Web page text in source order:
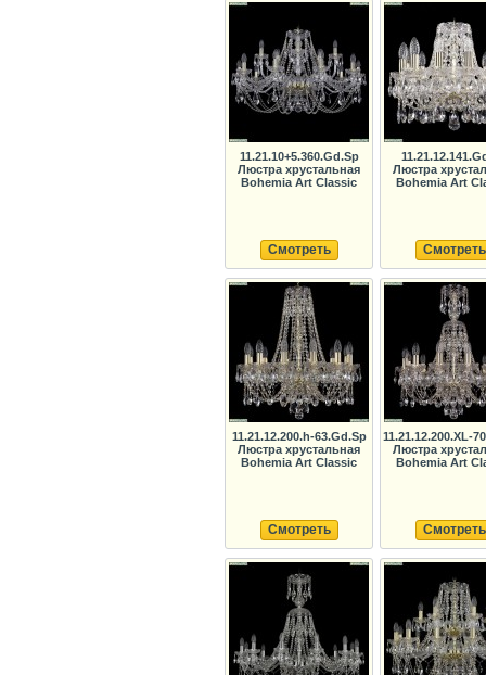
11.21.10+5.360.Gd.Sp
Люстра хрустальная
Bohemia Art Classic
Смотреть
Люстра
Bohemia Art
Смотреть
11.21.12.200.h-63.Gd.Sp
Люстра хрустальная
Bohemia Art Classic
Смотреть
11.21.12.200.XL-
Люстра
Bohemia Art
Смотреть